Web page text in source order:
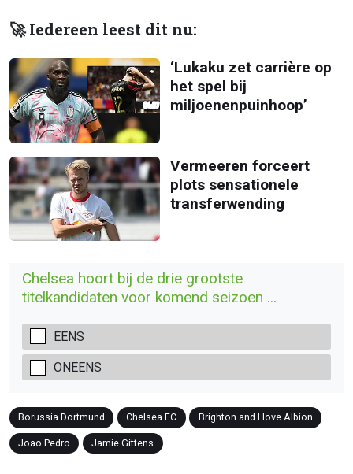
🚀 Iedereen leest dit nu:
‘Lukaku zet carrière op
het spel bij
miljoenenpuinhoop’
Vermeeren forceert
plots sensationele
transferwending
Chelsea hoort bij de drie grootste
titelkandidaten voor komend seizoen ...
EENS
ONEENS
Borussia Dortmund Chelsea FC Brighton and Hove Albion
Joao Pedro Jamie Gittens